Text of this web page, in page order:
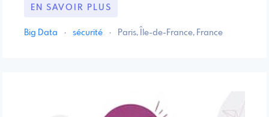
EN SAVOIR PLUS
Big Data · sécurité · Paris, Île-de-France, France